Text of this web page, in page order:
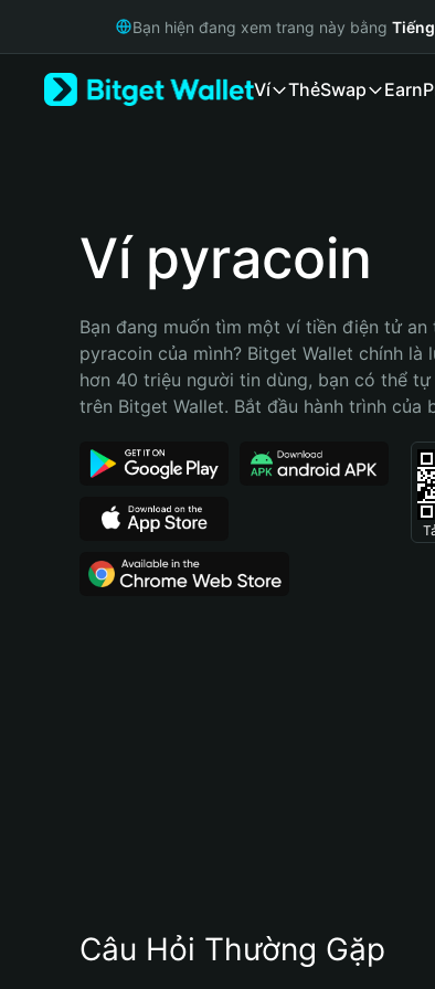
Русский
Bahasa Indonesia
Português (Brasil)
Bạn hiện đang xem trang này bằng
Ví ThẻSwap Earn
Ví pyracoin
Bạn đang muốn tìm một ví tiền điện tử
pyracoin của mình? Bitget Wallet chính là
hơn 40 triệu người tin dùng, bạn có thể tự
trên Bitget Wallet. Bắt đầu hành trình của
Câu Hỏi Thường Gặp